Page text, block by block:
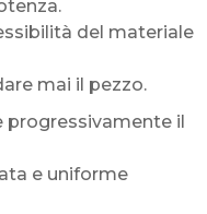
del materiale
mai il pezzo.
il
e uniforme